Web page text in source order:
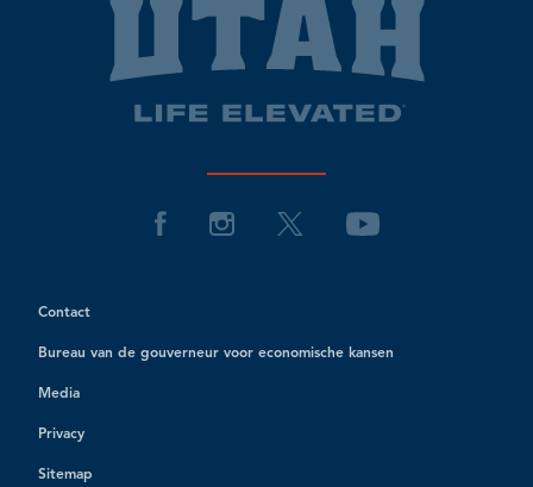
Contact
Bureau van de gouverneur voor economische kansen
Media
Privacy
Sitemap